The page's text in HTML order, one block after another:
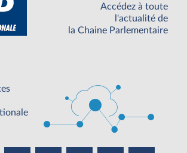
Accédez à toute
l'actualité de
la Chaine Parlementaire